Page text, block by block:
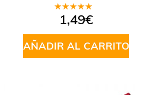
Valorado
en5.00de
5
1,49€
AÑADIR AL CARRITO